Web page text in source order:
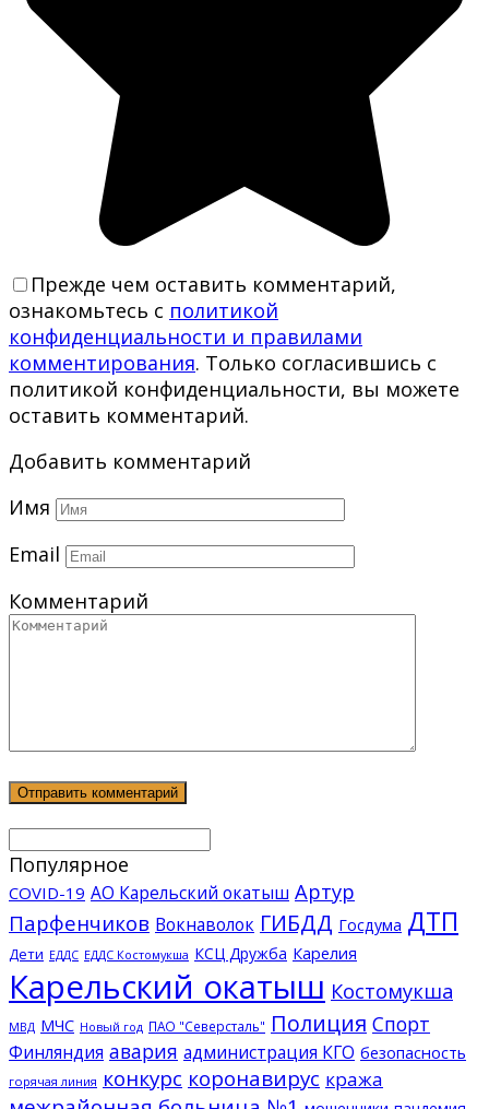
Прежде чем оставить комментарий,
ознакомьтесь с политикой
конфиденциальности и правилами
комментирования. Только согласившись с
политикой конфиденциальности, вы можете
оставить комментарий.
Добавить комментарий
Имя
Email
Комментарий
Популярное
COVID-19 АО Карельский окатыш Артур
Парфенчиков Вокнаволок ГИБДД Госдума ДТП
Дети ЕДДС ЕДДС Костомукша КСЦ Дружба Карелия
Карельский окатыш Костомукша
МВД МЧС Новый год ПАО "Северсталь" Полиция Спорт
Финляндия авария администрация КГО безопасность
горячая линия конкурс коронавирус кража